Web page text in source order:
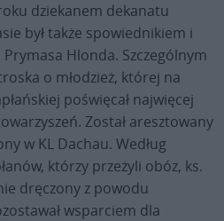
dziekanem dekanatu
był także spowiednikiem i
Hlonda. Szczególnym
o młodzież, której na
poświęcał najwięcej
Został aresztowany
w KL Dachau. Według
którzy przeżyli obóz, ks.
dręczony z powodu
wsparciem dla